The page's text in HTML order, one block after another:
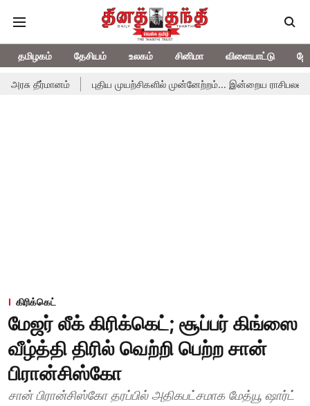
தமிழகம் தேசியம் உலகம் சினிமா விளையாட்டு
தீர்மானம் புதிய முயற்சிகளில் முன்னேற்றம்... இன்றைய ராசிபலன்
கிரிக்கெட்
மேஜர் லீக் கிரிக்கெட்; சூப்பர் கிங்ஸை
வீழ்த்தி திரில் வெற்றி பெற்ற சான்
பிரான்சிஸ்கோ
சான் பிரான்சிஸ்கோ தரப்பில் அதிகபட்சமாக மேத்யூ ஷார்ட்